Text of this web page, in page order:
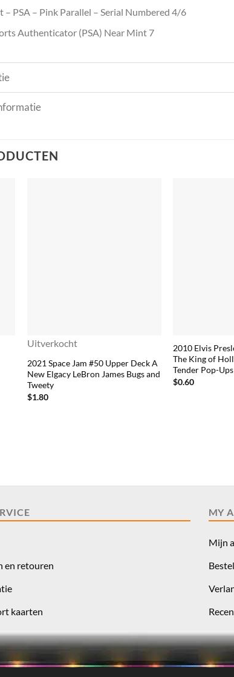
– PSA – Pink Parallel – Serial Numbered 4/6
Authenticator (PSA) Near Mint 7
Uitverkocht
2021 Space Jam #50 Upper Deck A
New Elgacy LeBron James Bugs and
Tweety
$1.80
2010 Elvis
The King of
Tender Pop-Ups
$0.60
en retouren
kaarten
MY
Mijn